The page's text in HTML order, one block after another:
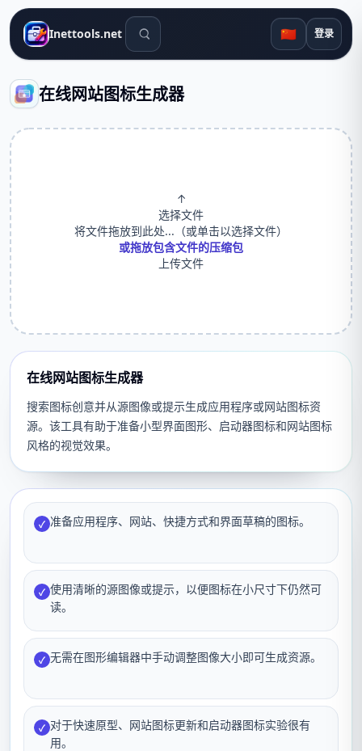
Inettools.net 搜索工具 🇨🇳 登录
在线网站图标生成器
↑
选择文件
将文件拖放到此处...（或单击以选择文件）
或拖放包含文件的压缩包
上传文件
在线网站图标生成器
搜索图标创意并从源图像或提示生成应用程序或网站图标资
源。该工具有助于准备小型界面图形、启动器图标和网站图标
风格的视觉效果。
✓ 准备应用程序、网站、快捷方式和界面草稿的图标。
✓ 使用清晰的源图像或提示，以便图标在小尺寸下仍然可
读。
✓ 无需在图形编辑器中手动调整图像大小即可生成资源。
✓ 对于快速原型、网站图标更新和启动器图标实验很有
用。